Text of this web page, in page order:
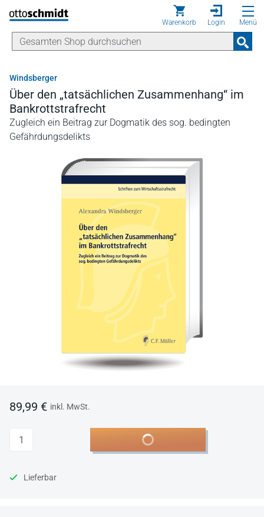
Direkt zum Inhalt
Warenkorb Login Menü
Windsberger
Über den „tatsächlichen Zusammenhang“ im
Bankrottstrafrecht
Zugleich ein Beitrag zur Dogmatik des sog. bedingten
Gefährdungsdelikts
89,99 € inkl. MwSt.
Anzahl In den Warenkorb
Lieferbar